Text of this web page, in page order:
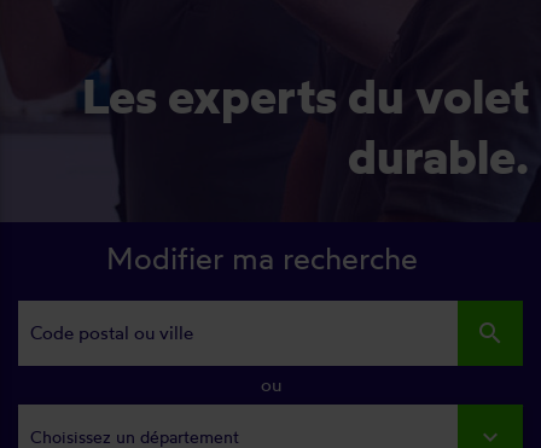
Les experts du volet
durable.
Modifier ma recherche
search
ou
Choisissez un département